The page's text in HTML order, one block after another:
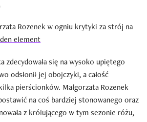
Rozenek w ogniu krytyki za strój na
element
zdecydowała się na wysoko upiętego
odsłonił jej obojczyki, a całość
pierścionków. Małgorzata Rozenek
na coś bardziej stonowanego oraz
z królującego w tym sezonie różu,